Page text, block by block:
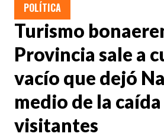
Turismo
Provincia sale a
vacío que dejó
medio de la
visitantes
POLÍTICA